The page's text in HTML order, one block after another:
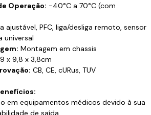
Operação: -40°C a 70°C (com
ajustável, PFC, liga/desliga remoto, sensor
universal
Montagem em chassis
x 9,8 x 3,8cm
CB, CE, cURus, TUV
em equipamentos médicos devido à sua
de saída.